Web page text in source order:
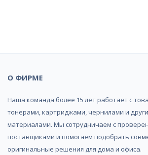
О ФИРМЕ
Наша команда более 15 лет работает с
тонерами, картриджами, чернилами и
материалами. Мы сотрудничаем с
поставщиками и помогаем подобрать
оригинальные решения для дома и офиса.